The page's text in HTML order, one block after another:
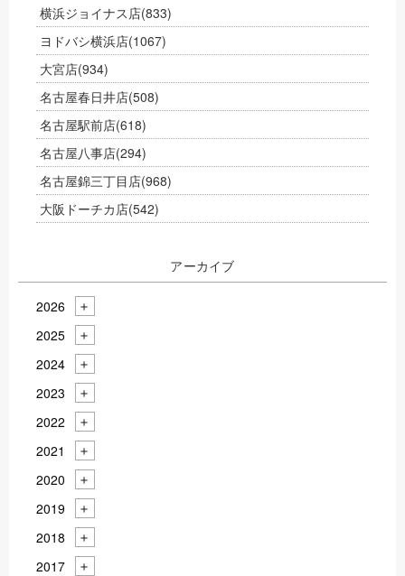
横浜ジョイナス店(833)
ヨドバシ横浜店(1067)
大宮店(934)
名古屋春日井店(508)
名古屋駅前店(618)
名古屋八事店(294)
名古屋錦三丁目店(968)
大阪ドーチカ店(542)
アーカイブ
2026
2025
2024
2023
2022
2021
2020
2019
2018
2017